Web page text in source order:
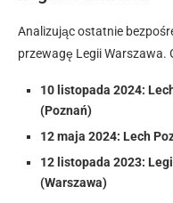
Analizując ostatnie
przewagę Legii
10 listopada 2024:
(Poznań)
12 maja 2024: Lech
12 listopada 2023:
(Warszawa)